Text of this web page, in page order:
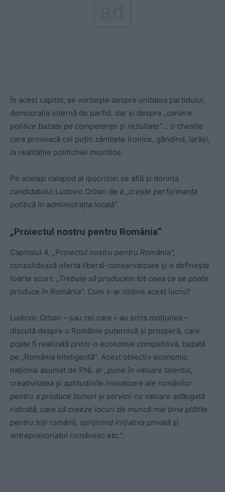
În acest capitol, se vorbește despre unitatea partidului,
democrația internă de partid, dar și despre
„cariere
politice bazate pe competențe și rezultate”… o chestie
care provoacă cel puțin zâmbete ironice, gândind, iarăși,
la realitățile politichiei mioritice.
Pe același calapod al ipocriziei se află și dorința
candidatului Ludovic Orban de a
„crește performanța
politică în administrația locală”.
„Proiectul nostru pentru România”
Capitolul 4,
„Proiectul nostru pentru România”,
consolidează oferta liberal-conservatoare și o definește
foarte scurt:
„Trebuie să producem tot ceea ce se poate
produce în România”. Cum s-ar obține acest lucru?
Ludovic Orban – sau cei care i-au scris moțiunea –
discută despre o Românie puternică și prosperă, care
poate fi realizată printr-o economie competitivă, bazată
pe „România Inteligentă”. Acest obiectiv economic
național asumat de PNL ar
„pune în valoare talentul,
creativitatea și aptitudinile inovatoare ale românilor
pentru a produce bunuri și servicii cu valoare adăugată
ridicată, care să creeze locuri de muncă mai bine plătite
pentru toți românii, sprijinind inițiativa privată și
antreprenoriatul românesc etc.”.